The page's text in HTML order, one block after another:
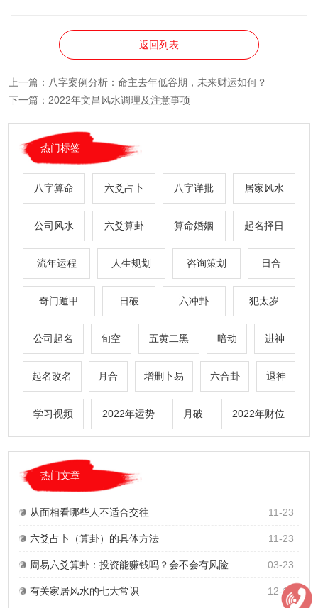
返回列表
上一篇： 八字案例分析：命主去年低谷期，未来财运如何？
下一篇： 2022年文昌风水调理及注意事项
热门标签
八字算命 六爻占卜 八字详批 居家风水
公司风水 六爻算卦 算命婚姻 起名择日
流年运程 人生规划 咨询策划 日合
奇门遁甲 日破 六冲卦 犯太岁
公司起名 旬空 五黄二黑 暗动 进神
起名改名 月合 增删卜易 六合卦 退神
学习视频 2022年运势 月破 2022年财位
热门文章
从面相看哪些人不适合交往 11-23
六爻占卜（算卦）的具体方法 11-23
周易六爻算卦：投资能赚钱吗？会不会有风险？详细讲解主卦六冲与变卦六冲的区别！ 03-23
有关家居风水的七大常识 12-17